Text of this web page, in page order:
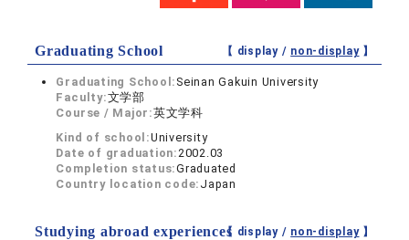
Graduating School 【 display / non-display】
Graduating School: Seinan Gakuin University
Faculty:文学部
Course / Major:英文学科
Kind of school:University
Date of graduation:2002.03
Completion status:Graduated
Country location code: Japan
Studying abroad experiences【 display / non-display】